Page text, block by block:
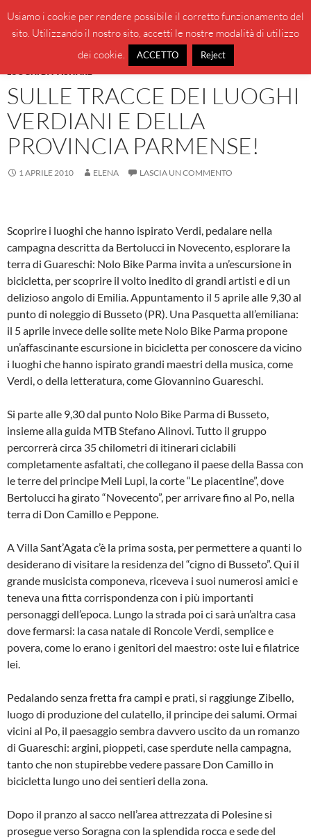
contenuto
BeppeBlog
MENU
LUOGHI DA VISITARE
SULLE TRACCE DEI LUOGHI
VERDIANI E DELLA
PROVINCIA PARMENSE!
1 APRILE 2010 ELENA LASCIA UN COMMENTO
Scoprire i luoghi che hanno ispirato Verdi, pedalare nella
campagna descritta da Bertolucci in Novecento, esplorare la
terra di Guareschi: Nolo Bike Parma invita a un’escursione in
bicicletta, per scoprire il volto inedito di grandi artisti e di un
delizioso angolo di Emilia. Appuntamento il 5 aprile alle 9,30 al
punto di noleggio di Busseto (PR). Una Pasquetta all’emiliana:
il 5 aprile invece delle solite mete Nolo Bike Parma propone
un’affascinante escursione in bicicletta per conoscere da vicino
i luoghi che hanno ispirato grandi maestri della musica, come
Verdi, o della letteratura, come Giovannino Guareschi.
Si parte alle 9,30 dal punto Nolo Bike Parma di Busseto,
insieme alla guida MTB Stefano Alinovi. Tutto il gruppo
percorrerà circa 35 chilometri di itinerari ciclabili
completamente asfaltati, che collegano il paese della Bassa con
le terre del principe Meli Lupi, la corte “Le piacentine”, dove
Bertolucci ha girato “Novecento”, per arrivare fino al Po, nella
terra di Don Camillo e Peppone.
A Villa Sant’Agata c’è la prima sosta, per permettere a quanti lo
desiderano di visitare la residenza del “cigno di Busseto”. Qui il
grande musicista componeva, riceveva i suoi numerosi amici e
teneva una fitta corrispondenza con i più importanti
personaggi dell’epoca. Lungo la strada poi ci sarà un’altra casa
dove fermarsi: la casa natale di Roncole Verdi, semplice e
povera, come lo erano i genitori del maestro: oste lui e filatrice
lei.
Pedalando senza fretta fra campi e prati, si raggiunge Zibello,
luogo di produzione del culatello, il principe dei salumi. Ormai
vicini al Po, il paesaggio sembra davvero uscito da un romanzo
di Guareschi: argini, pioppeti, case sperdute nella campagna,
tanto che non stupirebbe vedere passare Don Camillo in
bicicletta lungo uno dei sentieri della zona.
Dopo il pranzo al sacco nell’area attrezzata di Polesine si
prosegue verso Soragna con la splendida rocca e sede del
Usiamo i cookie per rendere possibile il corretto funzionamento del
sito. Utilizzando il nostro sito, accetti le nostre modalità di utilizzo
dei cookie.
ACCETTO Reject